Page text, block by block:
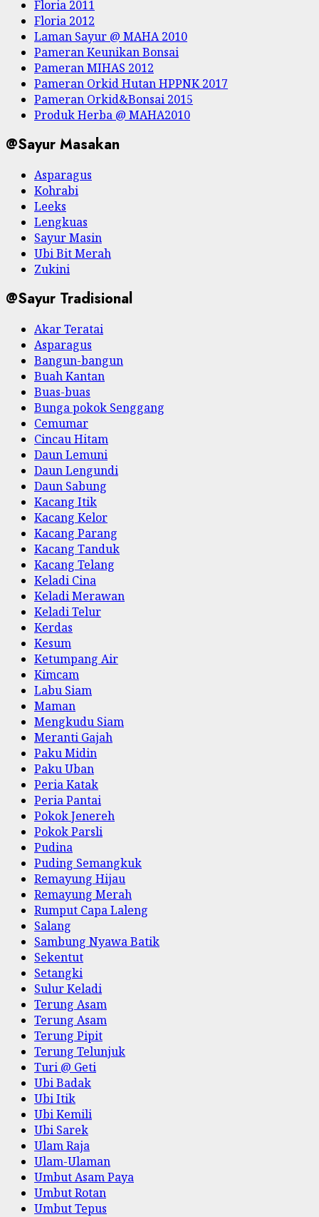
Floria 2011
Floria 2012
Laman Sayur @ MAHA 2010
Pameran Keunikan Bonsai
Pameran MIHAS 2012
Pameran Orkid Hutan HPPNK 2017
Pameran Orkid&Bonsai 2015
Produk Herba @ MAHA2010
@Sayur Masakan
Asparagus
Kohrabi
Leeks
Lengkuas
Sayur Masin
Ubi Bit Merah
Zukini
@Sayur Tradisional
Akar Teratai
Asparagus
Bangun-bangun
Buah Kantan
Buas-buas
Bunga pokok Senggang
Cemumar
Cincau Hitam
Daun Lemuni
Daun Lengundi
Daun Sabung
Kacang Itik
Kacang Kelor
Kacang Parang
Kacang Tanduk
Kacang Telang
Keladi Cina
Keladi Merawan
Keladi Telur
Kerdas
Kesum
Ketumpang Air
Kimcam
Labu Siam
Maman
Mengkudu Siam
Meranti Gajah
Paku Midin
Paku Uban
Peria Katak
Peria Pantai
Pokok Jenereh
Pokok Parsli
Pudina
Puding Semangkuk
Remayung Hijau
Remayung Merah
Rumput Capa Laleng
Salang
Sambung Nyawa Batik
Sekentut
Setangki
Sulur Keladi
Terung Asam
Terung Asam
Terung Pipit
Terung Telunjuk
Turi @ Geti
Ubi Badak
Ubi Itik
Ubi Kemili
Ubi Sarek
Ulam Raja
Ulam-Ulaman
Umbut Asam Paya
Umbut Rotan
Umbut Tepus